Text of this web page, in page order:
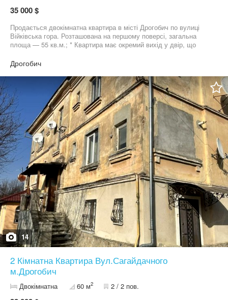
35 000 $
Продається двокімнатна квартира в місті Дрогобич по вулиці
Війківська гора. Розташована на першому поверсі, загальна
площа — 55 кв.м.; * Квартира має окремий вихід у двір, що
Встановлено автономне газове опалення, металопластикові
вікна, наявні всі лічильники. * Житло знаходиться у хорошому та
спокійному районі, який чудово підійде для комфортного
проживання; *** Вартість квартири — 35 000 $
Дрогобич
14
2 Кімнатна Квартира Вул.Сагайдачного
м.Дрогобич
Двокімнатна 60 м2 2 / 2 пов.